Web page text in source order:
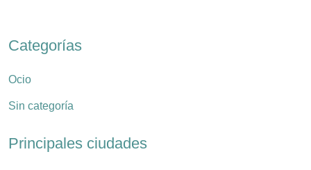
Categorías
Ocio
Sin categoría
Principales ciudades